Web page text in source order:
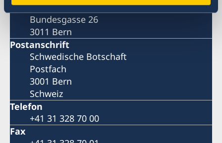
BESUCHSADRESSE
Bundesgasse 26
3011 Bern
Postanschrift
Schwedische Botschaft
Postfach
3001 Bern
Schweiz
Telefon
+41 31 328 70 00
Fax